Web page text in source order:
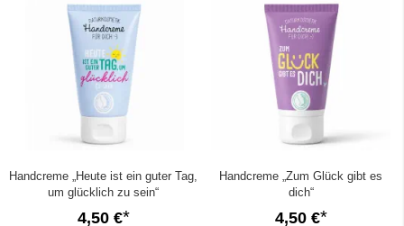
Handcreme „Heute ist ein guter Tag,
um glücklich zu sein“
4,50 €
Handcreme „Zum Glück gibt es
dich“
4,50 €